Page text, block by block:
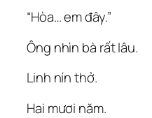
“Hòa… em đây.”
Ông nhìn bà rất lâu.
Linh nín thở.
Hai mươi năm.